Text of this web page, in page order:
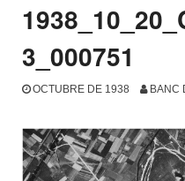
3_000751
OCTUBRE DE 1938 BANC